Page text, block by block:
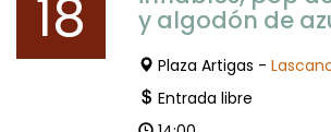
18 y algodón de
Plaza Artigas -
Entrada libre